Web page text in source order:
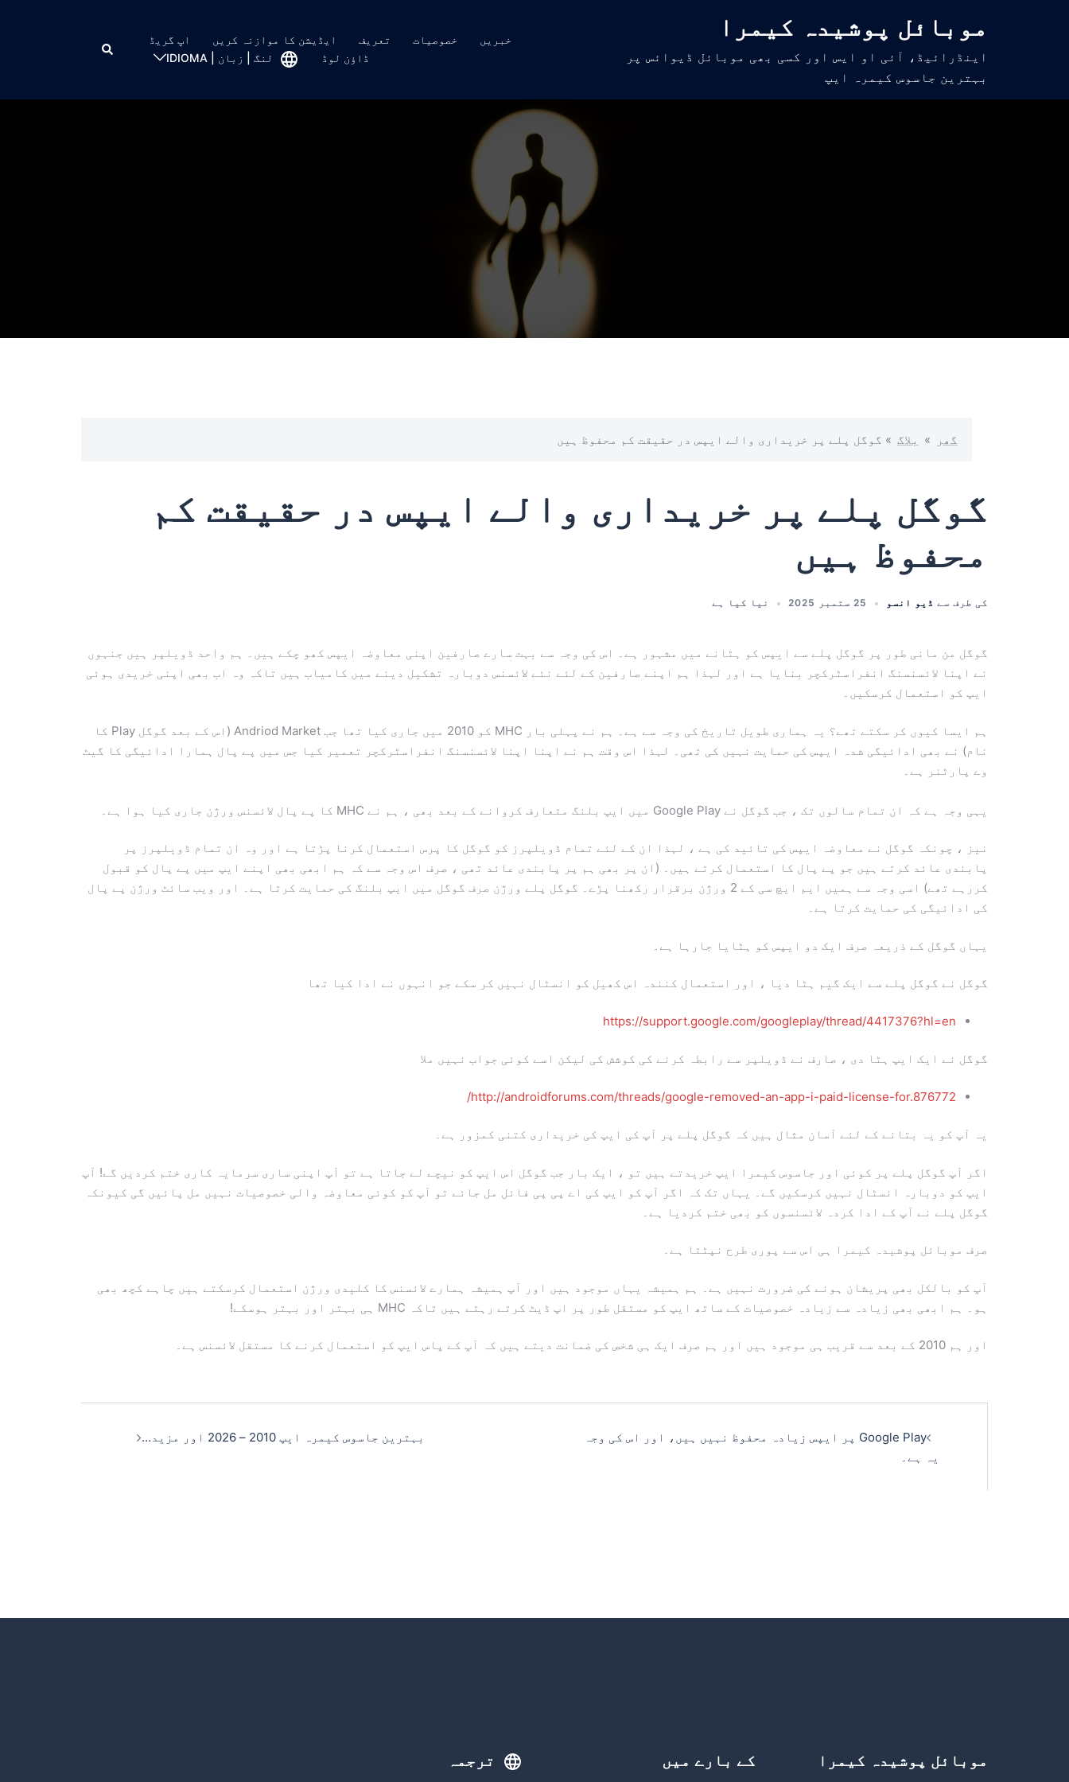
موبائل پوشیدہ کیمرا
اینڈرائیڈ، آئی او ایس اور کسی بھی موبائل ڈیوائس پر
بہترین جاسوس کیمرہ ایپ
خبریں خصوصیات تعریف ایڈیشن کا موازنہ کریں
اپ گریڈ
ڈاؤن لوڈ
لنگ | زبان | IDIOMA
گھر » بلاگ » گوگل پلے پر خریداری والے ایپس در حقیقت کم محفوظ ہیں
گوگل پلے پر خریداری والے ایپس در حقیقت کم
محفوظ ہیں
کی طرف سے ڈیو انسو 25 ستمبر 2025 نیا کیا ہے
گوگل من مانی طور پر گوگل پلے سے ایپس کو ہٹانے میں مشہور ہے۔ اس کی وجہ سے بہت سارے صارفین اپنی معاوضہ ایپس کھو چکے ہیں۔ ہم واحد ڈویلپر ہیں جنہوں
نے اپنا لائسنسنگ انفراسٹرکچر بنایا ہے اور لہذا ہم اپنے صارفین کے لئے نئے لائسنس دوبارہ تشکیل دینے میں کامیاب ہیں تاکہ وہ اب بھی اپنی خریدی ہوئی
ایپ کو استعمال کرسکیں۔
ہم ایسا کیوں کر سکتے تھے؟ یہ ہماری طویل تاریخ کی وجہ سے ہے۔ ہم نے پہلی بار MHC کو 2010 میں جاری کیا تھا جب Andriod Market (اس کے بعد گوگل Play کا
نام) نے بھی ادائیگی شدہ ایپس کی حمایت نہیں کی تھی۔ لہذا اس وقت ہم نے اپنا اپنا لائسنسنگ انفراسٹرکچر تعمیر کیا جس میں پے پال ہمارا ادائیگی کا گیٹ
وے پارٹنر ہے۔
یہی وجہ ہے کہ ان تمام سالوں تک ، جب گوگل نے Google Play میں ایپ بلنگ متعارف کروانے کے بعد بھی ، ہم نے MHC کا پے پال لائسنس ورژن جاری کیا ہوا ہے۔
نیز ، چونکہ گوگل نے معاوضہ ایپس کی تائید کی ہے ، لہذا ان کے لئے تمام ڈویلپرز کو گوگل کا پرس استعمال کرنا پڑتا ہے اور وہ ان تمام ڈویلپرز پر
پابندی عائد کرتے ہیں جو پے پال کا استعمال کرتے ہیں۔ (ان پر بھی ہم پر پابندی عائد تھی ، صرف اس وجہ سے کہ ہم ابھی بھی اپنے ایپ میں پے پال کو قبول
کررہے تھے) اسی وجہ سے ہمیں ایم ایچ سی کے 2 ورژن برقرار رکھنا پڑے۔ گوگل پلے ورژن صرف گوگل میں ایپ بلنگ کی حمایت کرتا ہے۔ اور ویب سائٹ ورژن پے پال
کی ادائیگی کی حمایت کرتا ہے۔
یہاں گوگل کے ذریعہ صرف ایک دو ایپس کو ہٹایا جارہا ہے۔
گوگل نے گوگل پلے سے ایک گیم ہٹا دیا ، اور استعمال کنندہ اس کھیل کو انسٹال نہیں کر سکے جو انہوں نے ادا کیا تھا
https://support.google.com/googleplay/thread/4417376?hl=en
گوگل نے ایک ایپ ہٹا دی ، صارف نے ڈویلپر سے رابطہ کرنے کی کوشش کی لیکن اسے کوئی جواب نہیں ملا
http://androidforums.com/threads/google-removed-an-app-i-paid-license-for.876772/
یہ آپ کو یہ بتانے کے لئے آسان مثال ہیں کہ گوگل پلے پر آپ کی ایپ کی خریداری کتنی کمزور ہے۔
اگر آپ گوگل پلے پر کوئی اور جاسوس کیمرا ایپ خریدتے ہیں تو ، ایک بار جب گوگل اس ایپ کو نیچے لے جاتا ہے تو آپ اپنی ساری سرمایہ کاری ختم کردیں گے! آپ
ایپ کو دوبارہ انسٹال نہیں کرسکیں گے۔ یہاں تک کہ اگر آپ کو ایپ کی اے پی پی فائل مل جائے تو آپ کو کوئی معاوضہ والی خصوصیات نہیں مل پائیں گی کیونکہ
گوگل پلے نے آپ کے ادا کردہ لائسنسوں کو بھی ختم کردیا ہے۔
صرف موبائل پوشیدہ کیمرا ہی اس سے پوری طرح نپٹتا ہے۔
آپ کو بالکل بھی پریشان ہونے کی ضرورت نہیں ہے۔ ہم ہمیشہ یہاں موجود ہیں اور آپ ہمیشہ ہمارے لائسنس کا کلیدی ورژن استعمال کرسکتے ہیں چاہے کچھ بھی
ہو۔ ہم ابھی بھی زیادہ سے زیادہ خصوصیات کے ساتھ ایپ کو مستقل طور پر اپ ڈیٹ کرتے رہتے ہیں تاکہ MHC ہی بہتر اور بہتر ہوسکے!
اور ہم 2010 کے بعد سے قریب ہی موجود ہیں اور ہم صرف ایک ہی شخص کی ضمانت دیتے ہیں کہ آپ کے پاس ایپ کو استعمال کرنے کا مستقل لائسنس ہے۔
Google Play پر ایپس زیادہ محفوظ نہیں ہیں، اور اس کی وجہ
یہ ہے۔
بہترین جاسوس کیمرہ ایپ 2010 – 2026 اور مزید…
موبائل پوشیدہ کیمرا کے بارے میں ترجمہ